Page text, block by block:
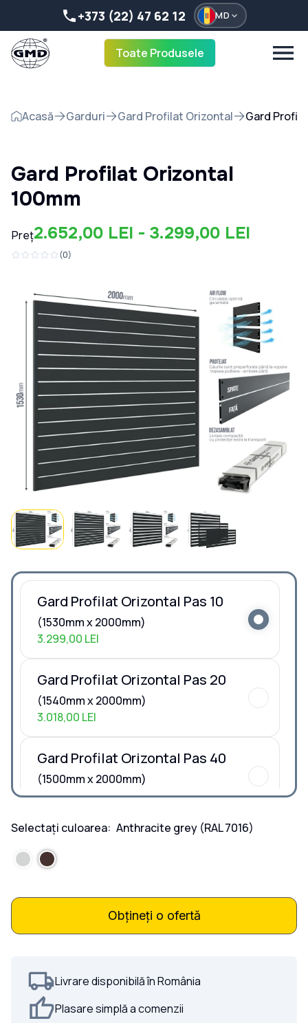
+373 (22) 47 62 12 MD
Toate Produsele
Acasă Garduri Gard Profilat Orizontal Gard
Gard Profilat Orizontal
100mm
Preț2.652,00 LEI - 3.299,00 LEI
(0)
Gard Profilat Orizontal Pas 10
(1530mm x 2000mm)
3.299,00 LEI
Gard Profilat Orizontal Pas 20
(1540mm x 2000mm)
3.018,00 LEI
Gard Profilat Orizontal Pas 40
(1500mm x 2000mm)
2.652,00 LEI
Dimensiuni la COMANDA
Dimensiuni la COMANDA
Selectați culoarea: Anthracite grey (RAL 7016)
Obțineți o ofertă
Livrare disponibilă în România
Plasare simplă a comenzii